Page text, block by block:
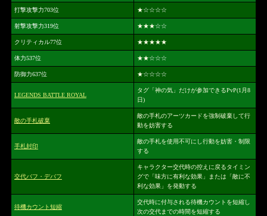
打撃攻撃力703位 ★☆☆☆☆
射撃攻撃力319位 ★★★☆☆
クリティカル77位 ★★★★★
体力537位 ★★☆☆☆
防御力637位 ★☆☆☆☆
LEGENDS BATTLE ROYAL
タグ「神の気」だけが参加できるPvP(1月8
日)
敵の手札破棄
敵の手札のアーツカードを強制破棄して行
動を妨害する
手札封印
敵の手札を使用不可にし行動を妨害・制限
する
交代バフ・デバフ
キャラクター交代時の控えに戻るタイミン
グで「味方に有利な効果」または「敵に不
利な効果」を発動する
待機カウント短縮
交代時に付与される待機カウントを短縮し
次の交代までの時間を短縮する